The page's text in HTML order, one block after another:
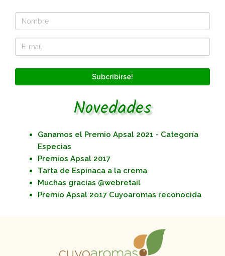
Subcribirse!
Novedades
Ganamos el Premio Apsal 2021 - Categoría
Especias
Premios Apsal 2017
Tarta de Espinaca a la crema
Muchas gracias @webretail
Premio Apsal 2o17 Cuyoaromas reconocida